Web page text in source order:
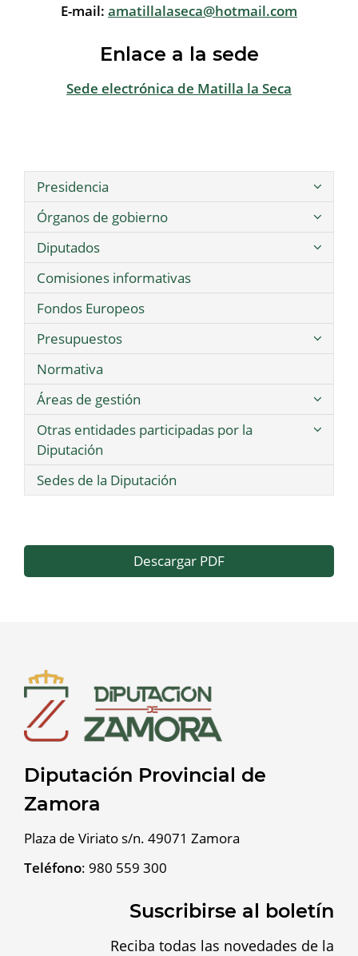
E-mail: amatillalaseca@hotmail.com
Enlace a la sede
Sede electrónica de Matilla la Seca
Presidencia
Órganos de gobierno
Diputados
Comisiones informativas
Fondos Europeos
Presupuestos
Normativa
Áreas de gestión
Otras entidades participadas por la
Diputación
Sedes de la Diputación
Descargar PDF
Diputación Provincial de
Zamora
Plaza de Viriato s/n. 49071 Zamora
Teléfono: 980 559 300
Suscribirse al boletín
Reciba todas las novedades de la